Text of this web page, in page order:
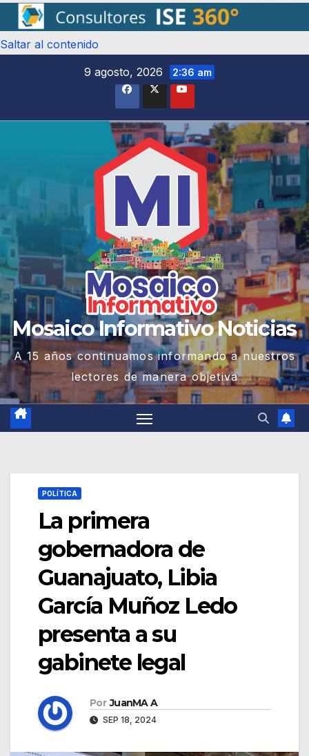
Saltar al contenido
9 agosto, 2026
2:36 am
Mosaico Informativo Noticias
A 15 años continuamos informando a nuestros
lectores de manera objetiva
POLÍTICA
La primera
gobernadora de
Guanajuato, Libia
García Muñoz Ledo
presenta a su
gabinete legal
Por JuanMA A
SEP 18, 2024